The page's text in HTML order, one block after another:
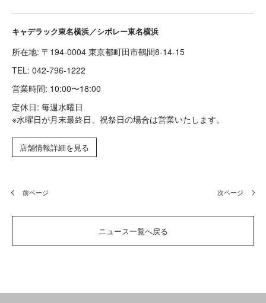
キャデラック東名横浜／シボレー東名横浜
所在地: 〒194-0004 東京都町田市鶴間8-14-15
TEL: 042-796-1222
営業時間: 10:00〜18:00
定休日: 毎週水曜日
※水曜日が月末最終日、祝祭日の場合は営業いたします。
店舗情報詳細を見る
前ページ 次ページ
ニュース一覧へ戻る